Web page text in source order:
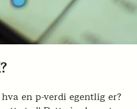
en p-verdi egentlig er?